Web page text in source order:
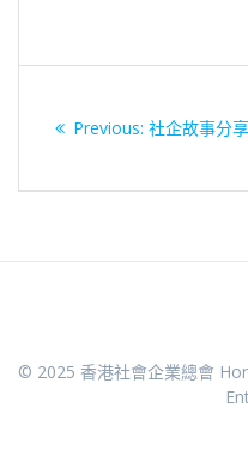
章
導
Previous: Previous
社企故事分享
© 2025 香港社會企業總會